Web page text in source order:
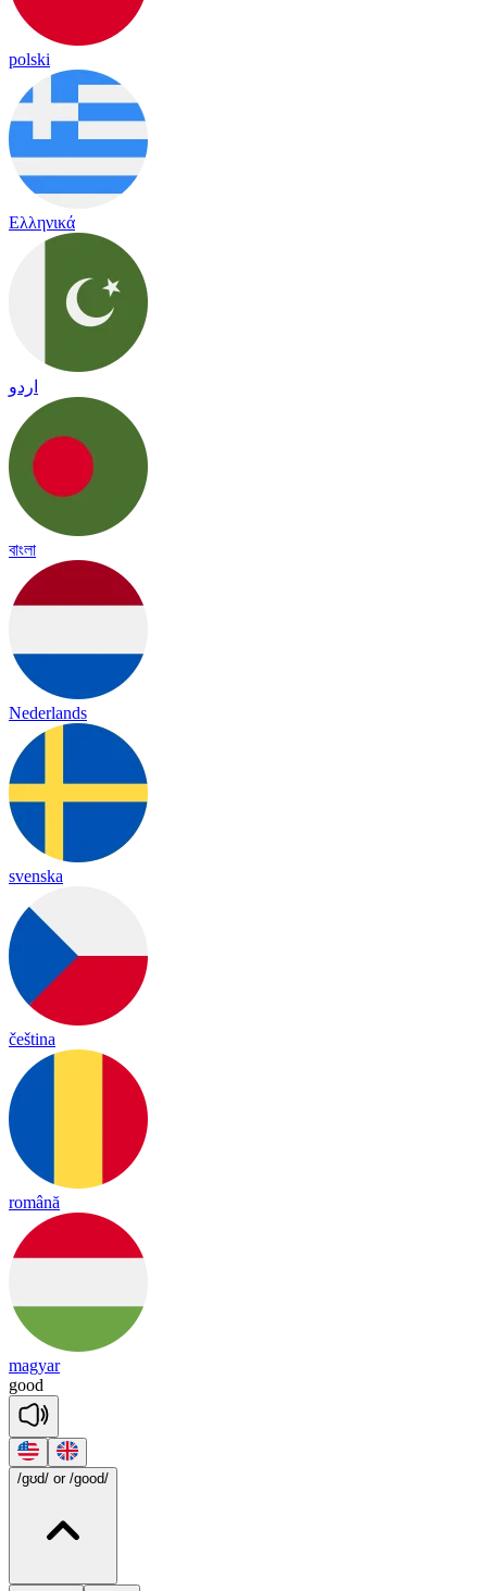
polski
Ελληνικά
اردو
বাংলা
Nederlands
svenska
čeština
română
magyar
good
/gʊd/ or /good/